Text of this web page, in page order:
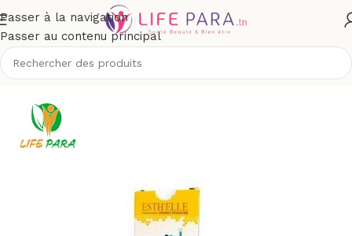
Passer à la navigation
Passer au contenu principal
/Bébé et maman/Toilette & soins bébé/Croûtes de lait